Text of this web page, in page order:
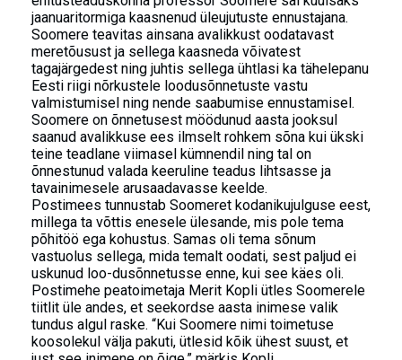
jaanuaritormiga kaasnenud üleujutuste ennustajana.
Soomere teavitas ainsana avalikkust oodatavast
meretõusust ja sellega kaasneda võivatest
tagajärgedest ning juhtis sellega ühtlasi ka tähelepanu
Eesti riigi nõrkustele loodusõnnetuste vastu
valmistumisel ning nende saabumise ennustamisel.
Soomere on õnnetusest möödunud aasta jooksul
saanud avalikkuse ees ilmselt rohkem sõna kui ükski
teine teadlane viimasel kümnendil ning tal on
õnnestunud valada keeruline teadus lihtsasse ja
tavainimesele arusaadavasse keelde.
Postimees tunnustab Soomeret kodanikujulguse eest,
millega ta võttis enesele ülesande, mis pole tema
põhitöö ega kohustus. Samas oli tema sõnum
vastuolus sellega, mida temalt oodati, sest paljud ei
uskunud loo-dusõnnetusse enne, kui see käes oli.
Postimehe peatoimetaja Merit Kopli ütles Soomerele
tiitlit üle andes, et seekordse aasta inimese valik
tundus algul raske. “Kui Soomere nimi toimetuse
koosolekul välja pakuti, ütlesid kõik ühest suust, et